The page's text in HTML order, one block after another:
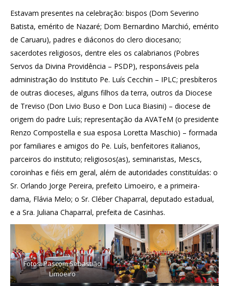
Estavam presentes na celebração: bispos (Dom Severino
Batista, emérito de Nazaré; Dom Bernardino Marchió, emérito
de Caruaru), padres e diáconos do clero diocesano;
sacerdotes religiosos, dentre eles os calabrianos (Pobres
Servos da Divina Providência – PSDP), responsáveis pela
administração do Instituto Pe. Luís Cecchin – IPLC; presbíteros
de outras dioceses, alguns filhos da terra, outros da Diocese
de Treviso (Don Livio Buso e Don Luca Biasini) – diocese de
origem do padre Luís; representação da AVATeM (o presidente
Renzo Compostella e sua esposa Loretta Maschio) – formada
por familiares e amigos do Pe. Luís, benfeitores italianos,
parceiros do instituto; religiosos(as), seminaristas, Mescs,
coroinhas e fiéis em geral, além de autoridades constituídas: o
Sr. Orlando Jorge Pereira, prefeito Limoeiro, e a primeira-
dama, Flávia Melo; o Sr. Cléber Chaparral, deputado estadual,
e a Sra. Juliana Chaparral, prefeita de Casinhas.
Fotos: Pascom Sebastião
Limoeiro